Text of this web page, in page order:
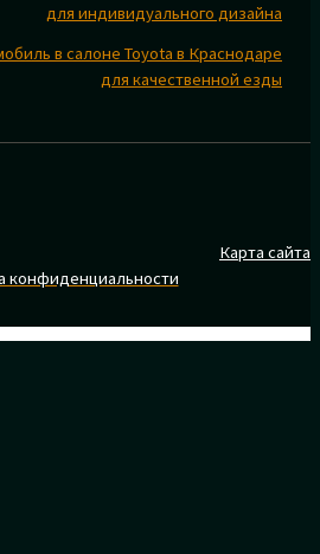
для индивидуального дизайна
в салоне Toyota в Краснодаре
для качественной езды
Карта сайта
конфиденциальности